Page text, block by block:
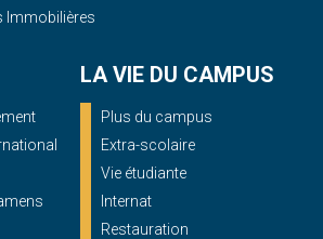
Immobilières
LA VIE DU CAMPUS
Plus du campus
Extra-scolaire
Vie étudiante
Internat
Restauration